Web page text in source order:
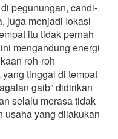
pegunungan, candi-
juga menjadi Iokasi
itu tidak pernah
mengandung energi
roh-roh
tinggal di tempat
gaib” didirikan
selalu merasa tidak
usaha yang dilakukan